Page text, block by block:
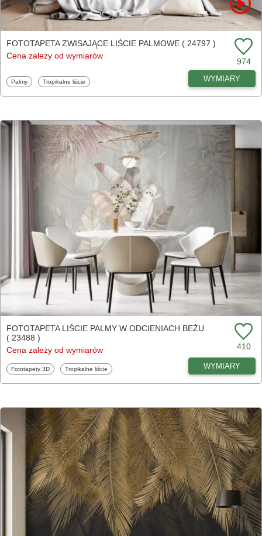
FOTOTAPETA ZWISAJĄCE LIŚCIE PALMOWE ( 24797 )
Cena zależy od wymiarów
974
Fototapety
Palmy Fototapety
Tropikalne liście WYMIARY
FOTOTAPETA LIŚCIE PALMY W ODCIENIACH BEŻU
( 23488 )
Cena zależy od wymiarów
410
Fototapety
Fototapety 3D Fototapety
Tropikalne liście WYMIARY